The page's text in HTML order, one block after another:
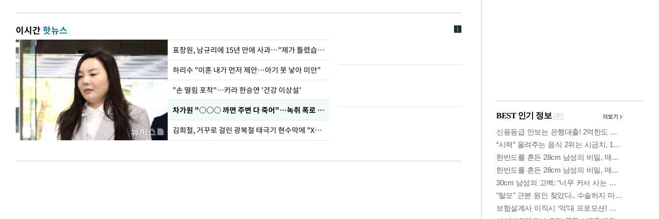
이시간핫뉴스
표창원, 남규리에 15년 만에 사과…"제가 틀렸습니다"
하리수 "이혼 내가 먼저 제안…아기 못 낳아 미안"
"손 떨림 포착"…카라 한승연 '건강 이상설'
차가원 "○○○ 까면 주변 다 죽어"…녹취 폭로 파장
김희철, 거꾸로 걸린 광복절 태극기 현수막에 "X돌았네"